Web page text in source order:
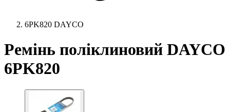
6PK820 DAYCO
Ремінь поліклиновий DAYCO
6PK820